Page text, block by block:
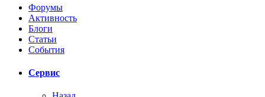
Форумы
Активность
Блоги
Статьи
События
Сервис